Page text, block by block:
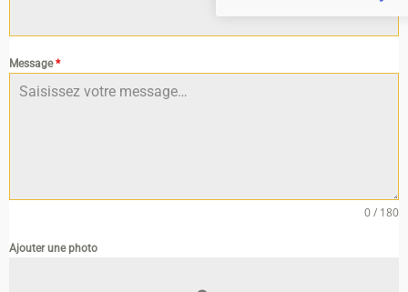
Message*
0 / 180
Ajouter une photo